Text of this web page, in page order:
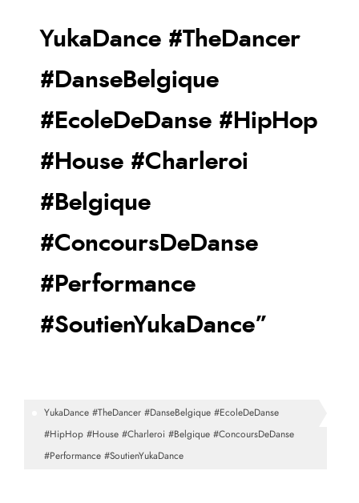
YukaDance #TheDancer
#DanseBelgique
#EcoleDeDanse #HipHop
#House #Charleroi
#Belgique
#ConcoursDeDanse
#Performance
#SoutienYukaDance”
YukaDance #TheDancer #DanseBelgique #EcoleDeDanse
#HipHop #House #Charleroi #Belgique #ConcoursDeDanse
#Performance #SoutienYukaDance